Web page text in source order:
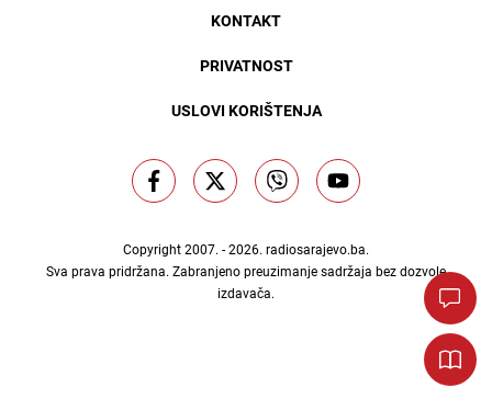
KONTAKT
PRIVATNOST
USLOVI KORIŠTENJA
Copyright 2007. - 2026. radiosarajevo.ba.
Sva prava pridržana. Zabranjeno preuzimanje sadržaja bez dozvole
izdavača.